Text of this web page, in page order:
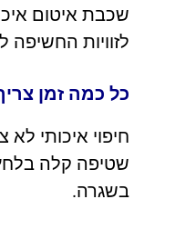
שכבת איטום
לזוויות
כל כמה זמן
חיפוי איכותי
שטיפה קלה בלחץ
בשגרה.